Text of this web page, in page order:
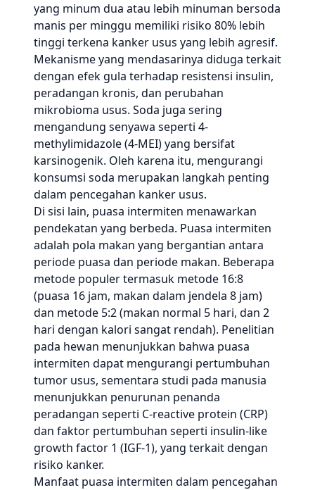
yang minum dua atau lebih minuman bersoda
manis per minggu memiliki risiko 80% lebih
tinggi terkena kanker usus yang lebih agresif.
Mekanisme yang mendasarinya diduga terkait
dengan efek gula terhadap resistensi insulin,
peradangan kronis, dan perubahan
mikrobioma usus. Soda juga sering
mengandung senyawa seperti 4-
methylimidazole (4-MEI) yang bersifat
karsinogenik. Oleh karena itu, mengurangi
konsumsi soda merupakan langkah penting
dalam pencegahan kanker usus.
Di sisi lain, puasa intermiten menawarkan
pendekatan yang berbeda. Puasa intermiten
adalah pola makan yang bergantian antara
periode puasa dan periode makan. Beberapa
metode populer termasuk metode 16:8
(puasa 16 jam, makan dalam jendela 8 jam)
dan metode 5:2 (makan normal 5 hari, dan 2
hari dengan kalori sangat rendah). Penelitian
pada hewan menunjukkan bahwa puasa
intermiten dapat mengurangi pertumbuhan
tumor usus, sementara studi pada manusia
menunjukkan penurunan penanda
peradangan seperti C-reactive protein (CRP)
dan faktor pertumbuhan seperti insulin-like
growth factor 1 (IGF-1), yang terkait dengan
risiko kanker.
Manfaat puasa intermiten dalam pencegahan